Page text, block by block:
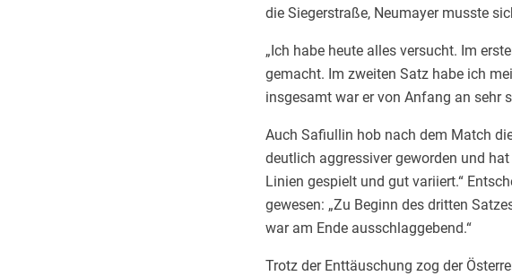
die Siegerstraße, Neumayer musste
„Ich habe heute alles versucht. Im
gemacht. Im zweiten Satz habe ich
insgesamt war er von Anfang an sehr
Auch Safiullin hob nach dem Match
deutlich aggressiver geworden und
Linien gespielt und gut variiert.“
gewesen: „Zu Beginn des dritten
war am Ende ausschlaggebend.“
Trotz der Enttäuschung zog der